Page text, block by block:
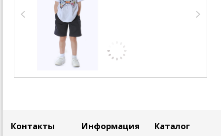
Контакты Информация Каталог